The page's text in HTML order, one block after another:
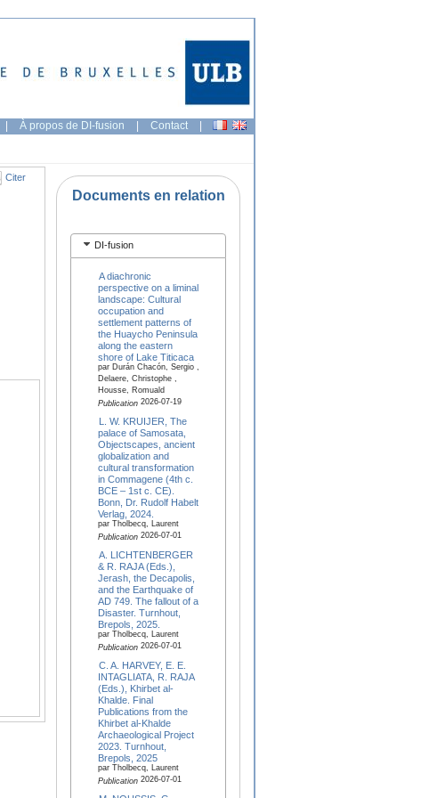
| À propos de DI-fusion | Contact |
Citer
Documents en relation
DI-fusion
A diachronic
perspective on a liminal
landscape: Cultural
occupation and
settlement patterns of
the Huaycho Peninsula
along the eastern
shore of Lake Titicaca
par Durán Chacón, Sergio ,
Delaere, Christophe ,
Housse, Romuald
Publication2026-07-19
L. W. KRUIJER, The
palace of Samosata,
Objectscapes, ancient
globalization and
cultural transformation
in Commagene (4th c.
BCE – 1st c. CE).
Bonn, Dr. Rudolf Habelt
Verlag, 2024.
par Tholbecq, Laurent
Publication2026-07-01
A. LICHTENBERGER
& R. RAJA (Eds.),
Jerash, the Decapolis,
and the Earthquake of
AD 749. The fallout of a
Disaster. Turnhout,
Brepols, 2025.
par Tholbecq, Laurent
Publication2026-07-01
C. A. HARVEY, E. E.
INTAGLIATA, R. RAJA
(Eds.), Khirbet al-
Khalde. Final
Publications from the
Khirbet al-Khalde
Archaeological Project
2023. Turnhout,
Brepols, 2025
par Tholbecq, Laurent
Publication2026-07-01